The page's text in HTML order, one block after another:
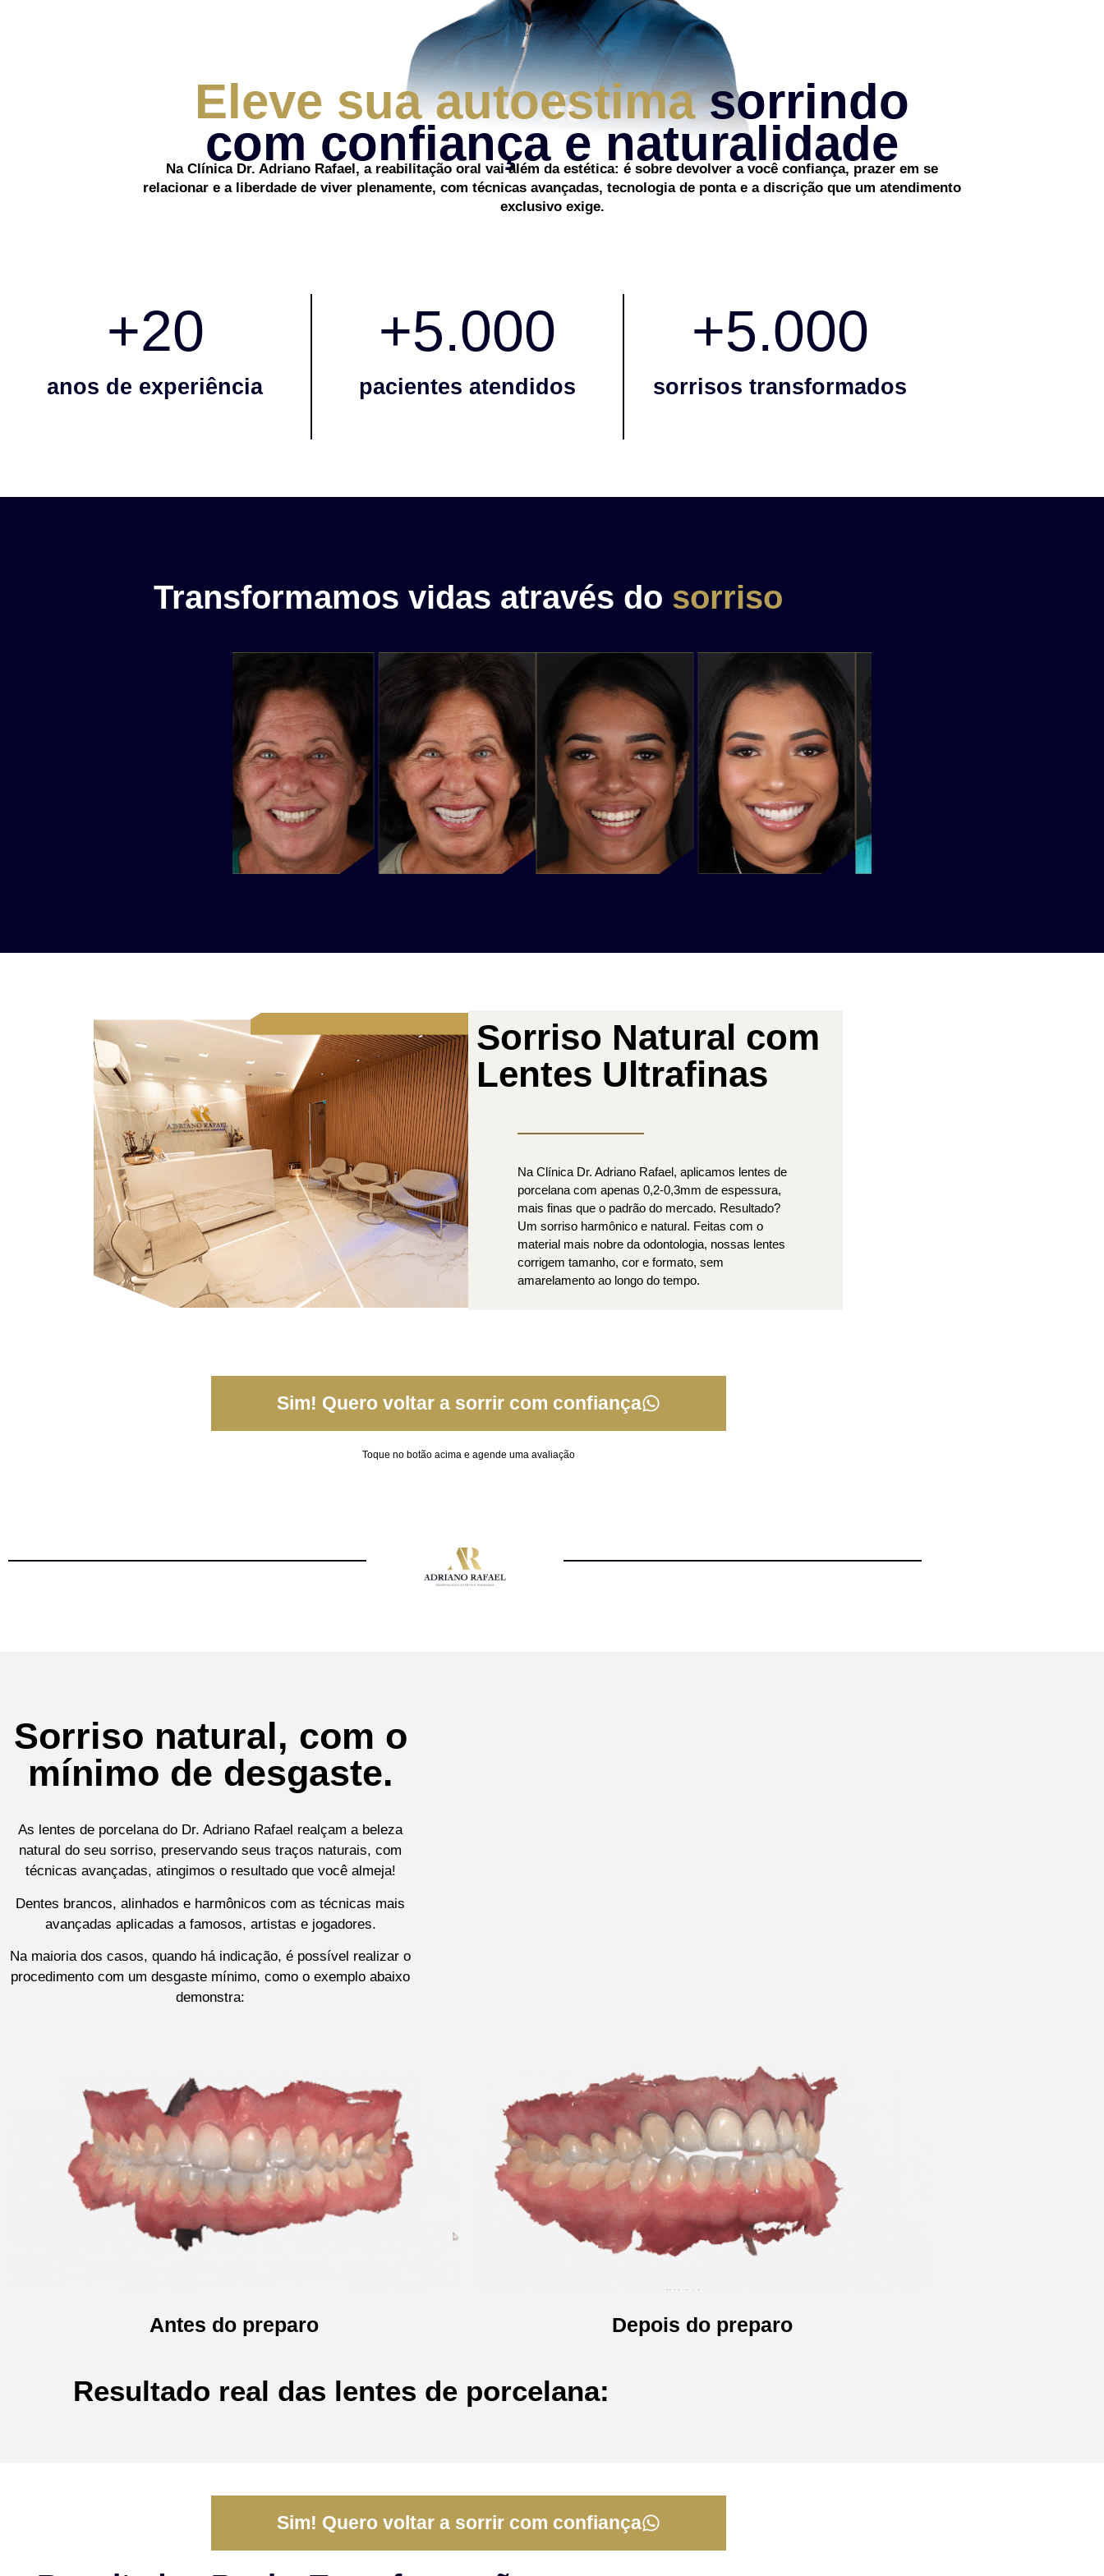
Eleve sua autoestimasorrindo
com confiança e naturalidade
Na Clínica Dr. Adriano Rafael, a reabilitação oral vai além da estética: é sobre devolver a você confiança, prazer em se
relacionar e a liberdade de viver plenamente, com técnicas avançadas, tecnologia de ponta e a discrição que um atendimento
exclusivo exige.
anos de experiência
+20
pacientes atendidos
+5.000
sorrisos transformados
+5.000
Transformamos vidas através do sorriso
Sorriso Natural com
Lentes Ultrafinas
Na Clínica Dr. Adriano Rafael, aplicamos lentes de
porcelana com apenas 0,2-0,3mm de espessura,
mais finas que o padrão do mercado. Resultado?
Um sorriso harmônico e natural. Feitas com o
material mais nobre da odontologia, nossas lentes
corrigem tamanho, cor e formato, sem
amarelamento ao longo do tempo.
Sim! Quero voltar a sorrir com confiança
Toque no botão acima e agende uma avaliação
Sorriso natural, com o
mínimo de desgaste.
As lentes de porcelana do Dr. Adriano Rafael realçam a beleza
natural do seu sorriso, preservando seus traços naturais, com
técnicas avançadas, atingimos o resultado que você almeja!
Dentes brancos, alinhados e harmônicos com as técnicas mais
avançadas aplicadas a famosos, artistas e jogadores.
Na maioria dos casos, quando há indicação, é possível realizar o
procedimento com um desgaste mínimo, como o exemplo abaixo
demonstra:
Antes do preparo Depois do preparo
Resultado real das lentes de porcelana:
Sim! Quero voltar a sorrir com confiança